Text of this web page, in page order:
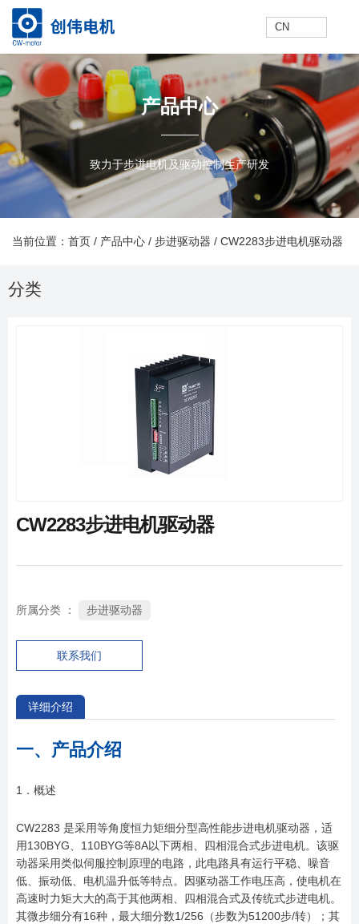
网
站
走
创
品
中
新
闻
中
技
术
支
联
系
我
E
N
网
站进品闻
技
术
联
系
E
N
CN
产品中心
致力于步进电机及驱动控制生产研发
当前位置：首页 / 产品中心 / 步进驱动器 / CW2283步进电机驱动器
分类
手机:+8613401525021(曹经理)
邮箱:hechunhua@cwmotor.cn
地址:常州市戚墅堰中吴大道湖港桥西堍
CW2283步进电机驱动器
所属分类 ： 步进驱动器
联系我们
详细介绍
一、产品介绍
1．概述
CW2283 是采用等角度恒力矩细分型高性能步进电机驱动器，适
用130BYG、110BYG等8A以下两相、四相混合式步进电机。该驱
动器采用类似伺服控制原理的电路，此电路具有运行平稳、噪音
低、振动低、电机温升低等特点。因驱动器工作电压高，使电机在
高速时力矩大大的高于其他两相、四相混合式及传统式步进电机。
其微步细分有16种，最大细分数1/256（步数为51200步/转）；其